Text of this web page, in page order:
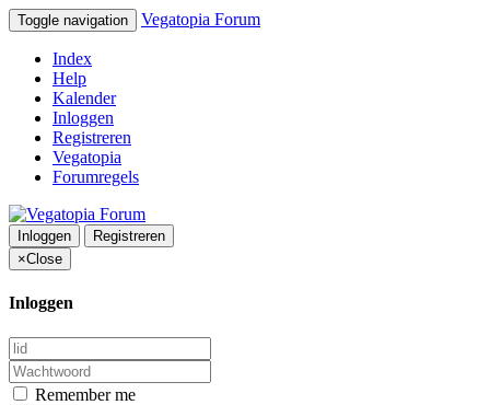
Toggle navigation Vegatopia Forum
Index
Help
Kalender
Inloggen
Registreren
Vegatopia
Forumregels
Inloggen
Registreren
×Close
Inloggen
Remember me